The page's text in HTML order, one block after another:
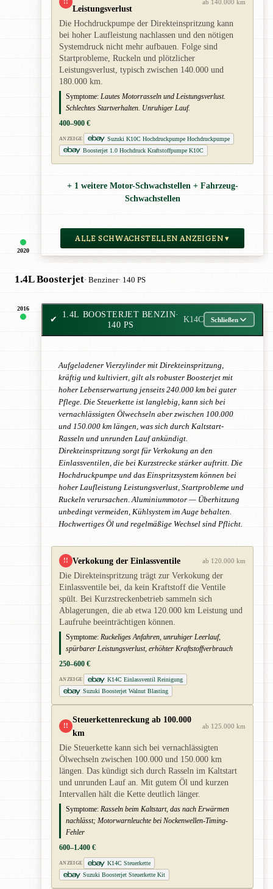
2020
Leistungsverlust
ab 140.000 km
Die Hochdruckpumpe der Direkteinspritzung kann
bei hoher Laufleistung nachlassen und den nötigen
Systemdruck nicht mehr aufbauen. Folge sind
Startprobleme, Ruckeln und plötzlicher
Leistungsverlust, typisch zwischen 140.000 und
180.000 km.
Symptome: Lautes Motorrasseln und Leistungsverlust.
Schlechtes Startverhalten. Unruhiger Lauf.
400–900 €
ANZEIGE
Suzuki K10C Hochdruckpumpe Hochdruckpumpe
Boosterjet 1.0 Hochdruck Kraftstoffpumpe K10C
+ 1 weitere Motor-Schwachstellen + Fahrzeug-
Schwachstellen
ALLE SCHWACHSTELLEN ANZEIGEN ▾
1.4L Boosterjet· Benziner· 140 PS
2016
✔
1.4L BOOSTERJET BENZIN·
140 PS
K14C Schließen
Aufgeladener Vierzylinder mit Direkteinspritzung,
kräftig und kultiviert, gilt als robuster Boosterjet mit
hoher Lebenserwartung jenseits 240.000 km bei guter
Pflege. Die Steuerkette ist langlebig, kann sich bei
vernachlässigten Ölwechseln aber zwischen 100.000
und 150.000 km längen, was sich durch Kaltstart-
Rasseln und unrunden Lauf ankündigt.
Direkteinspritzung sorgt für Verkokung an den
Einlassventilen, die bei Kurzstrecke stärker auftritt. Die
Hochdruckpumpe und das Einspritzsystem können bei
hoher Laufleistung Leistungsverlust, Startprobleme und
Ruckeln verursachen. Aluminiummotor — Überhitzung
unbedingt vermeiden, Kühlsystem im Auge behalten.
Hochwertiges Öl und regelmäßige Wechsel sind Pflicht.
!! Verkokung der Einlassventile ab 120.000 km
Die Direkteinspritzung trägt zur Verkokung der
Einlassventile bei, da kein Kraftstoff die Ventile
spült. Bei Kurzstreckenbetrieb sammeln sich
Ablagerungen, die ab etwa 120.000 km Leistung und
Laufruhe beeinträchtigen können.
Symptome: Ruckeliges Anfahren, unruhiger Leerlauf,
spürbarer Leistungsverlust, erhöhter Kraftstoffverbrauch
250–600 €
ANZEIGE
K14C Einlassventil Reinigung
Suzuki Boosterjet Walnut Blasting
!!
Steuerkettenreckung ab 100.000
km
ab 125.000 km
Die Steuerkette kann sich bei vernachlässigten
Ölwechseln zwischen 100.000 und 150.000 km
längen. Das kündigt sich durch Rasseln im Kaltstart
und unrunden Lauf an. Mit gutem Öl und kurzen
Intervallen hält die Kette deutlich länger.
Symptome: Rasseln beim Kaltstart, das nach Erwärmen
nachlässt; Motorwarnleuchte bei Nockenwellen-Timing-
Fehler
600–1.400 €
ANZEIGE
K14C Steuerkette
Suzuki Boosterjet Steuerkette Kit